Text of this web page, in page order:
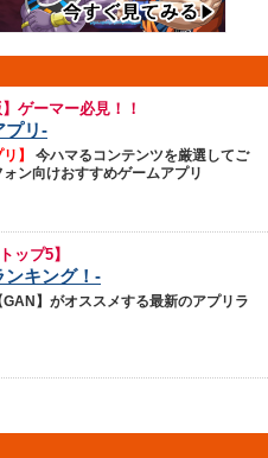
ゲーマー必見！！
プリ-
】
今ハマるコンテンツを厳選してご
ン向けおすすめゲームアプリ
ップ5】
ンキング！-
】がオススメする最新のアプリラ